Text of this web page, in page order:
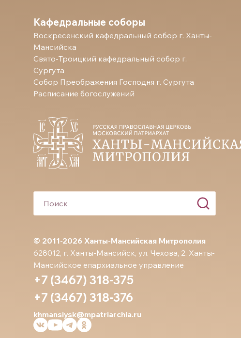
© 2011-2026 Ханты-Мансийская Митрополия
628012, г. Ханты-Мансийск, ул. Чехова, 2. Ханты-
Мансийское епархиальное управление
+7 (3467) 318-375
+7 (3467) 318-376
khmansiysk@mpatriarchia.ru
Кафедральные соборы
Воскресенский кафедральный собор г. Ханты-
Мансийска
Свято-Троицкий кафедральный собор г.
Сургута
Собор Преображения Господня г. Сургута
Расписание богослужений